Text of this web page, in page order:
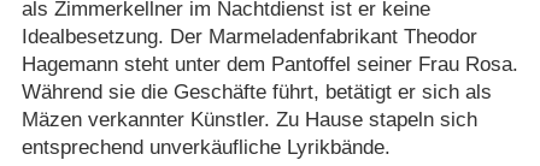
als Zimmerkellner im Nachtdienst ist er keine
Idealbesetzung. Der Marmeladenfabrikant Theodor
Hagemann steht unter dem Pantoffel seiner Frau Rosa.
Während sie die Geschäfte führt, betätigt er sich als
Mäzen verkannter Künstler. Zu Hause stapeln sich
entsprechend unverkäufliche Lyrikbände.